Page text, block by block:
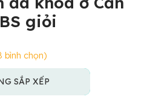
giỏi
bình chọn)
SẮP XẾP